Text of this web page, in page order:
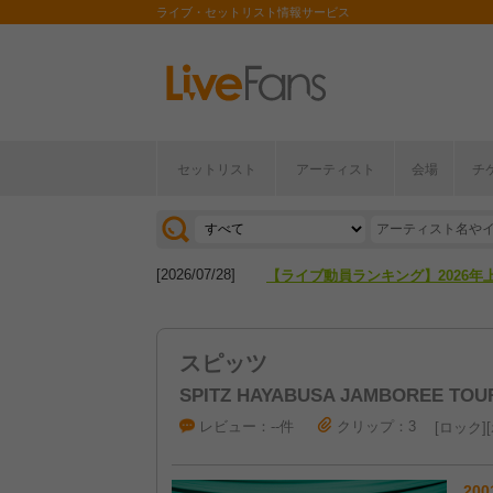
ライブ・セットリスト情報サービス
セットリスト アーティスト 会場 チ
[2026/04/27] 【フェス特集2026】フェス情報は
[2026/07/28] 【ライブ動員ランキング】2026年
スピッツ
SPITZ HAYABUSA JAMBOREE
レビュー：--件 クリップ：3 ロック